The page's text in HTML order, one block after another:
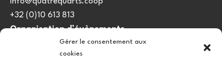
Gérer le consentement aux
cookies
+32 (0)10 613 813
Organisation d’évènements
viedulieu@quatrequarts.coop